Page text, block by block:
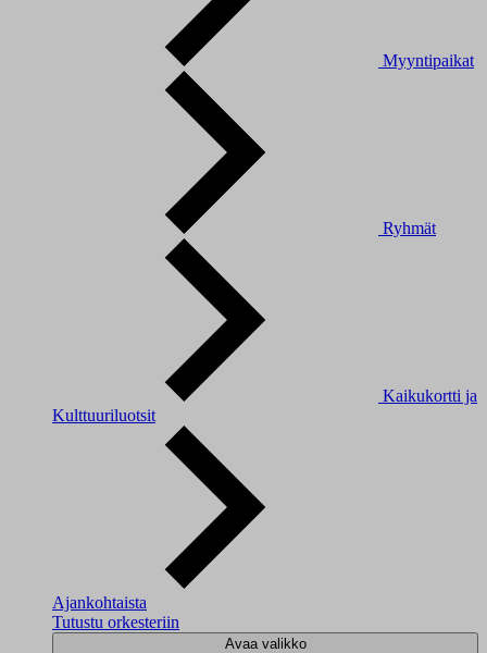
Myyntipaikat
Ryhmät
Kaikukortti ja
Kulttuuriluotsit
Ajankohtaista
Tutustu orkesteriin
Avaa valikko